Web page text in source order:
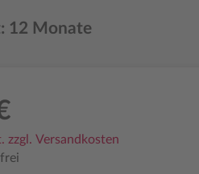
12 Monate
zzgl. Versandkosten